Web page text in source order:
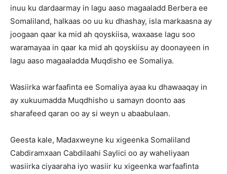
inuu ku dardaarmay in lagu aaso magaaladd Berbera ee
Somaliland, halkaas oo uu ku dhashay, isla markaasna ay
joogaan qaar ka mid ah qoyskiisa, waxaase lagu soo
waramayaa in qaar ka mid ah qoyskiisu ay doonayeen in
lagu aaso magaaladda Muqdisho ee Somaliya.
Wasiirka warfaafinta ee Somaliya ayaa ku dhawaaqay in
ay xukuumadda Muqdhisho u samayn doonto aas
sharafeed qaran oo ay si weyn u abaabulaan.
Geesta kale, Madaxweyne ku xigeenka Somaliland
Cabdiramxaan Cabdilaahi Saylici oo ay waheliyaan
wasiirka ciyaaraha iyo wasiir ku xigeenka warfaafinta